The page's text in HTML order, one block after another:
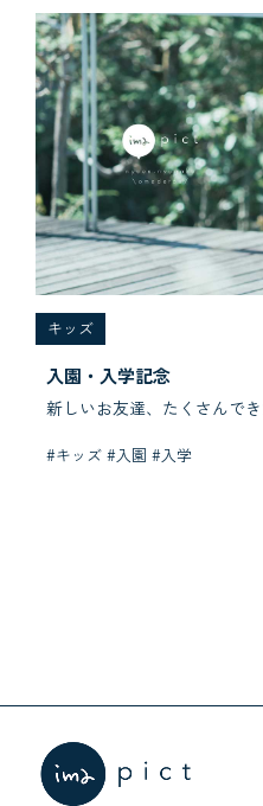
キッズ
入園・入学記念
新しいお友達、たくさんで
#キッズ #入園 #入学